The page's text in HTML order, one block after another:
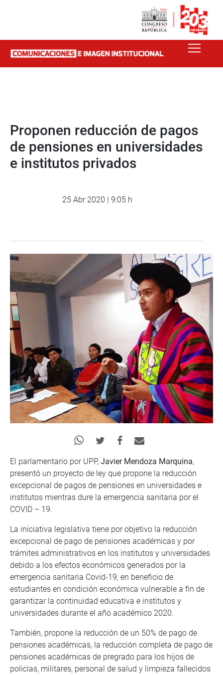
Proponen reducción de pagos
de pensiones en universidades
e institutos privados
25 Abr 2020 | 9:05 h
El parlamentario por UPP, Javier Mendoza Marquina,
presentó un proyecto de ley que propone la reducción
excepcional de pagos de pensiones en universidades e
institutos mientras dure la emergencia sanitaria por el
COVID – 19.
La iniciativa legislativa tiene por objetivo la reducción
excepcional de pago de pensiones académicas y por
trámites administrativos en los institutos y universidades
debido a los efectos económicos generados por la
emergencia sanitaria Covid-19, en beneficio de
estudiantes en condición económica vulnerable a fin de
garantizar la continuidad educativa e institutos y
universidades durante el año académico 2020.
También, propone la reducción de un 50% de pago de
pensiones académicas, la reducción completa de pago de
pensiones académicas de pregrado para los hijos de
policías, militares, personal de salud y limpieza fallecidos